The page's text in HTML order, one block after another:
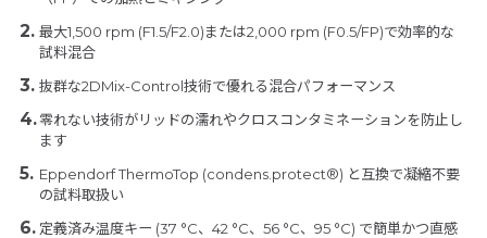
最大1,500 rpm (F1.5/F2.0)または2,000 rpm (F0.5/FP)で効率的な
試料混合
抜群な2DMix-Control技術で優れる混合パフォーマンス
零れない技術がリッドの濡れやクロスコンタミネーションを防止し
ます
Eppendorf ThermoTop (condens.protect®) と互換で凝縮不要
の試料取扱い
定義済み温度キー (37 °C、42 °C、56 °C、95 °C) で簡単かつ直感